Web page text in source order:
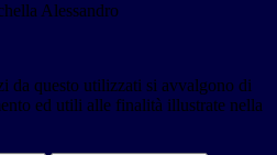
Alessandro
da questo utilizzati si avvalgono di
ed utili alle finalità illustrate nella